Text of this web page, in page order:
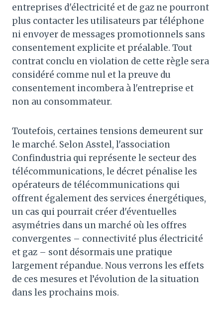
entreprises d'électricité et de gaz ne pourront
plus contacter les utilisateurs par téléphone
ni envoyer de messages promotionnels sans
consentement explicite et préalable. Tout
contrat conclu en violation de cette règle sera
considéré comme nul et la preuve du
consentement incombera à l'entreprise et
non au consommateur.
Toutefois, certaines tensions demeurent sur
le marché. Selon Asstel, l'association
Confindustria qui représente le secteur des
télécommunications, le décret pénalise les
opérateurs de télécommunications qui
offrent également des services énergétiques,
un cas qui pourrait créer d'éventuelles
asymétries dans un marché où les offres
convergentes – connectivité plus électricité
et gaz – sont désormais une pratique
largement répandue. Nous verrons les effets
de ces mesures et l’évolution de la situation
dans les prochains mois.